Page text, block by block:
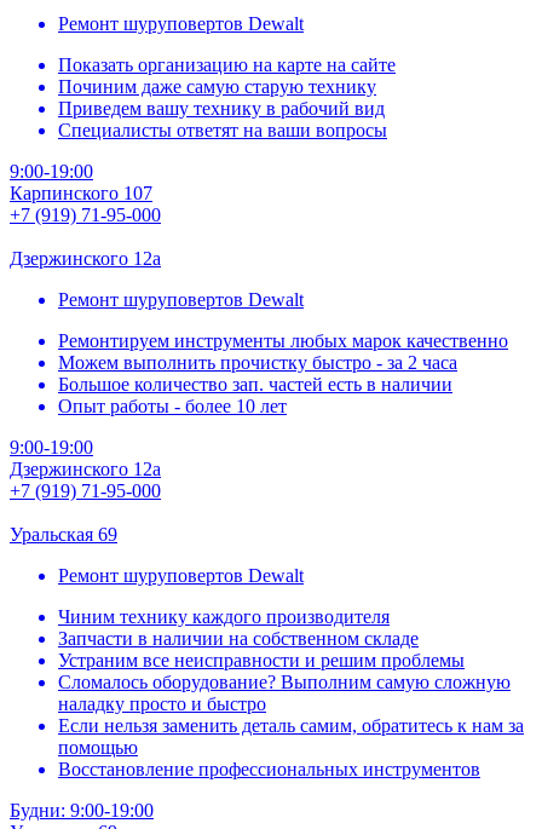
Ремонт шуруповертов Dewalt
Показать организацию на карте на сайте
Починим даже самую старую технику
Приведем вашу технику в рабочий вид
Специалисты ответят на ваши вопросы
9:00-19:00
Карпинского 107
+7 (919) 71-95-000
Дзержинского 12а
Ремонт шуруповертов Dewalt
Ремонтируем инструменты любых марок качественно
Можем выполнить прочистку быстро - за 2 часа
Большое количество зап. частей есть в наличии
Опыт работы - более 10 лет
9:00-19:00
Дзержинского 12а
+7 (919) 71-95-000
Уральская 69
Ремонт шуруповертов Dewalt
Чиним технику каждого производителя
Запчасти в наличии на собственном складе
Устраним все неисправности и решим проблемы
Сломалось оборудование? Выполним самую сложную
наладку просто и быстро
Если нельзя заменить деталь самим, обратитесь к нам за
помощью
Восстановление профессиональных инструментов
Будни: 9:00-19:00